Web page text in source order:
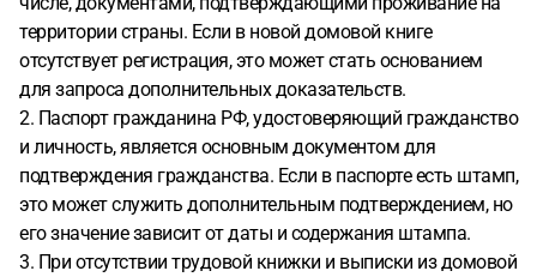
4. Что делать, если нет возможности приехать в РФ5. Как
правильно действовать дистанционно из Европы
предоставить копии документов для анализа.
территории страны. Если в новой домовой книге
отсутствует регистрация, это может стать основанием
для запроса дополнительных доказательств.
2. Паспорт гражданина РФ, удостоверяющий гражданство
и личность, является основным документом для
подтверждения гражданства. Если в паспорте есть штамп,
это может служить дополнительным подтверждением, но
его значение зависит от даты и содержания штампа.
3. При отсутствии трудовой книжки и выписки из домовой